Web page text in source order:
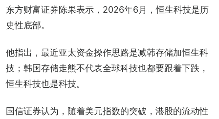
东方财富证券陈果表示，2026年6月，恒生科技是历
史性底部。
他指出，最近亚太资金操作思路是减韩存储加恒生科
技；韩国存储走熊不代表全球科技也都要跟着下跌，
恒生科技也是科技。
国信证券认为，随着美元指数的突破，港股的流动性